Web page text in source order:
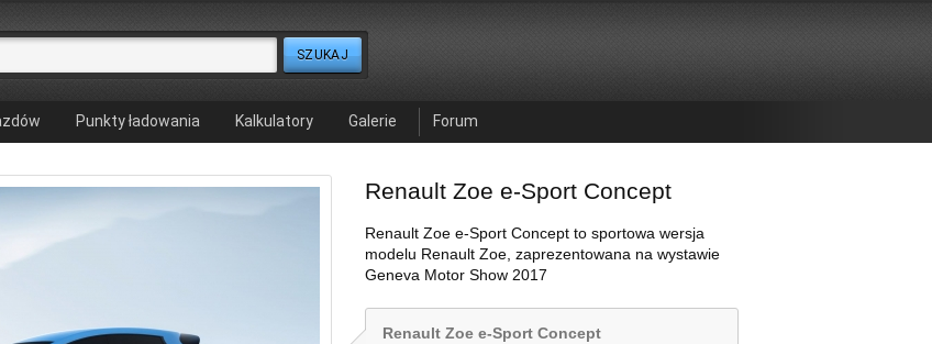
Punkty ładowania Kalkulatory Galerie Forum
Renault Zoe e-Sport Concept
Renault Zoe e-Sport Concept to sportowa wersja
modelu Renault Zoe, zaprezentowana na wystawie
Geneva Motor Show 2017
Renault Zoe e-Sport Concept